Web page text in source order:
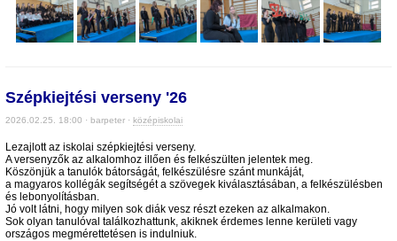
Szépkiejtési verseny '26
2026.02.25. 18:00 · barpeter · középiskolai
Lezajlott az iskolai szépkiejtési verseny.
A versenyzők az alkalomhoz illően és felkészülten jelentek meg.
Köszönjük a tanulók bátorságát, felkészülésre szánt munkáját,
a magyaros kollégák segítségét a szövegek kiválasztásában, a felkészülésben
és lebonyolításban.
Jó volt látni, hogy milyen sok diák vesz részt ezeken az alkalmakon.
Sok olyan tanulóval találkozhattunk, akiknek érdemes lenne kerületi vagy
országos megmérettetésen is indulniuk.